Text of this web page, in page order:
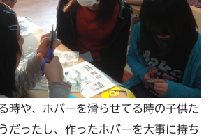
時や、ホバーを滑らせてる時の子供た
だったし、作ったホバーを大事に持ち